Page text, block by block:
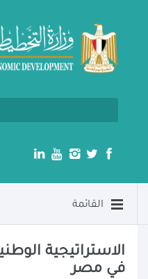
القائمة
الاستراتيجية
في مصر